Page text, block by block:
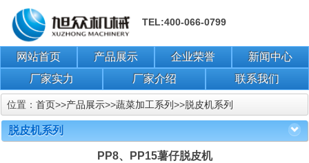
TEL:400-066-0799
网站首页 产品展示 企业荣誉
新闻中心
厂家实力
厂家介绍 联系我们
位置： 首页>>产品展示>>蔬菜加工系列>>脱皮机系列
脱皮机系列
PP8、PP15薯仔脱皮机